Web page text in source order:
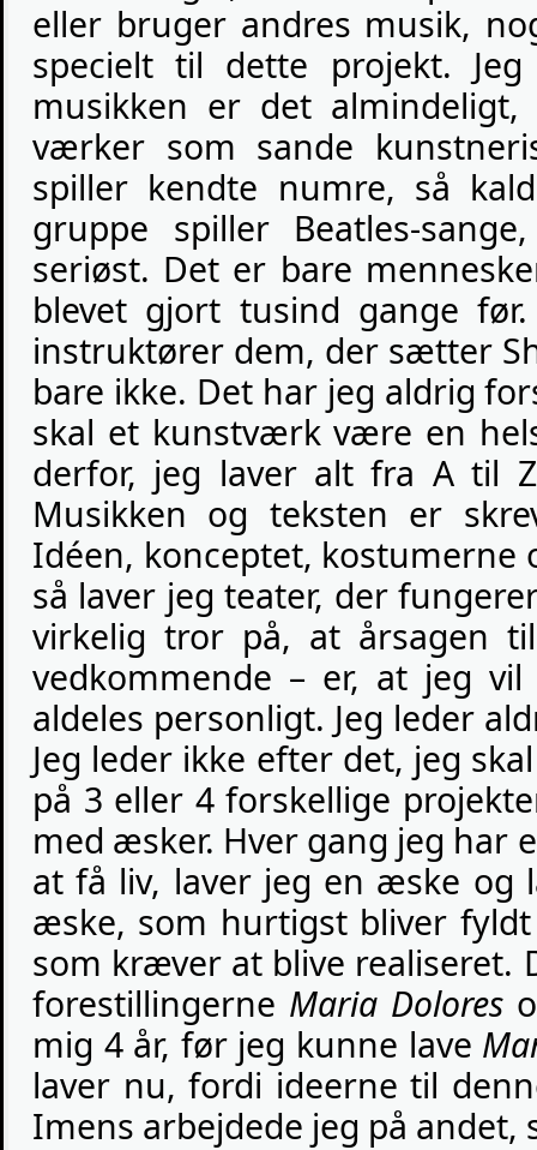
eller bruger andres musik,
specielt til dette projekt.
musikken er det
værker som sande
spiller kendte numre, så
gruppe spiller Beatles-
seriøst. Det er bare
blevet gjort tusind gange
instruktører dem, der sætter
bare ikke. Det har jeg aldrig
skal et kunstværk være en
derfor, jeg laver alt fra A til
Musikken og teksten er
Idéen, konceptet, kostumerne
så laver jeg teater, der
virkelig tror på, at årsagen
vedkommende – er, at jeg
aldeles personligt. Jeg leder
Jeg leder ikke efter det, jeg
på 3 eller 4 forskellige
med æsker. Hver gang jeg har
at få liv, laver jeg en æske og
æske, som hurtigst bliver
som kræver at blive realiseret.
forestillingerne Maria Dolores
mig 4 år, før jeg kunne lave
laver nu, fordi ideerne til
Imens arbejdede jeg på andet,